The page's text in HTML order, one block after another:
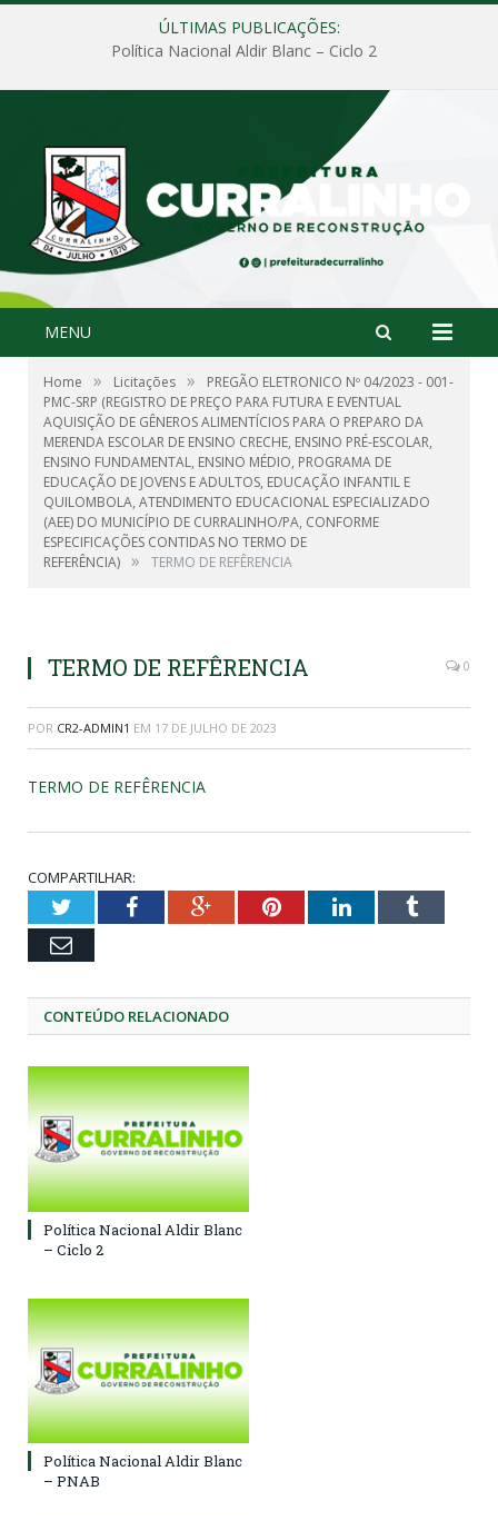
ÚLTIMAS PUBLICAÇÕES:
Política Nacional Aldir Blanc – Ciclo 2
MENU
Home » Licitações »
PREGÃO ELETRONICO Nº 04/2023 - 001-
PMC-SRP (REGISTRO DE PREÇO PARA FUTURA E EVENTUAL
AQUISIÇÃO DE GÊNEROS ALIMENTÍCIOS PARA O PREPARO DA
MERENDA ESCOLAR DE ENSINO CRECHE, ENSINO PRÉ-ESCOLAR,
ENSINO FUNDAMENTAL, ENSINO MÉDIO, PROGRAMA DE
EDUCAÇÃO DE JOVENS E ADULTOS, EDUCAÇÃO INFANTIL E
QUILOMBOLA, ATENDIMENTO EDUCACIONAL ESPECIALIZADO
(AEE) DO MUNICÍPIO DE CURRALINHO/PA, CONFORME
ESPECIFICAÇÕES CONTIDAS NO TERMO DE
REFERÊNCIA) » TERMO DE REFÊRENCIA
TERMO DE REFÊRENCIA 0
POR CR2-ADMIN1 EM 17 DE JULHO DE 2023
TERMO DE REFÊRENCIA
COMPARTILHAR:
TwitterFacebookGoogle+PinterestLinkedInTumblr
Email
CONTEÚDO RELACIONADO
Política Nacional Aldir Blanc
– Ciclo 2
Política Nacional Aldir Blanc
– PNAB